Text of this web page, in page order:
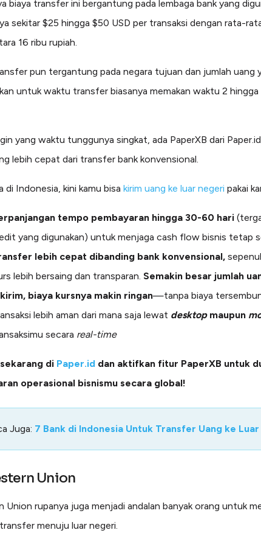
biaya transfer ini bergantung pada lembaga bank yang
sekitar $25 hingga $50 USD per transaksi dengan rata-
16 ribu rupiah.
pun tergantung pada negara tujuan dan jumlah uang
untuk waktu transfer biasanya memakan waktu 2 hingga
yang waktu tunggunya singkat, ada PaperXB dari
lebih cepat dari transfer bank konvensional.
di Indonesia, kini kamu bisa kirim uang ke luar negeri pakai
tempo pembayaran hingga 30-60 hari
yang digunakan) untuk menjaga cash flow bisnis tetap
lebih cepat dibanding bank konvensional,
lebih bersaing dan transparan. Semakin besar jumlah
biaya kursnya makin ringan—tanpa biaya
lebih aman dari mana saja lewat desktop maupun
secara real-time
di Paper.id dan aktifkan fitur PaperXB untuk
operasional bisnismu secara global!
Juga: 7 Bank di Indonesia Untuk Transfer Uang ke
Union
Union rupanya juga menjadi andalan banyak orang untuk
menuju luar negeri.